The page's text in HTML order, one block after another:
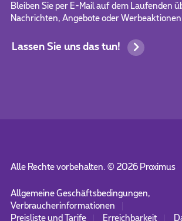
Bleiben Sie per E-Mail auf dem Laufenden
Nachrichten, Angebote oder Werbeaktionen
Lassen Sie uns das tun!
Alle Rechte vorbehalten. © 2026Proximus
Allgemeine Geschäftsbedingungen,
Verbraucherinformationen
Preisliste und Tarife
Erreichbarkeit